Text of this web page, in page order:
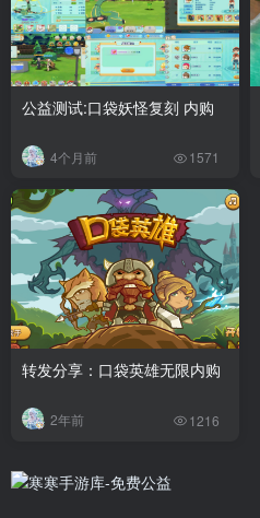
公益测试:口袋妖怪复刻 内购
4个月前 1571
转发分享：口袋英雄无限内购
2年前 1216